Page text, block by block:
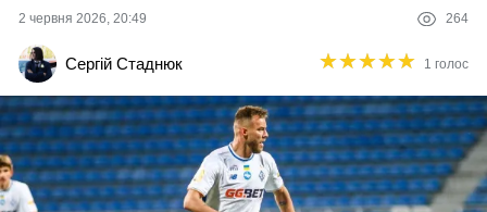
Різне
Букмекери
2 червня 2026, 20:49 264
Сергій Стаднюк ★★★★★
★★★★★ 1 голос